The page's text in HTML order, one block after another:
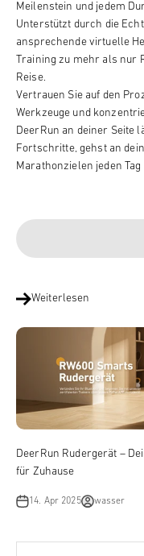
Meilenstein und jedem
Unterstützt durch die
ansprechende virtuelle
Training zu mehr als nur
Reise.
Vertrauen Sie auf den
Werkzeuge und
DeerRun an deiner Seite
Fortschritte, gehst an
Marathonzielen jeden Tag
Weiterlesen
DeerRun Rudergerät –
für Zuhause
14. Apr 2025 wasser